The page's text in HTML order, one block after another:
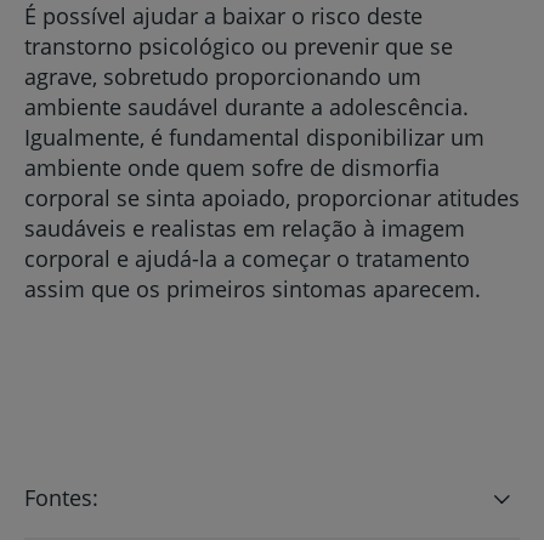
É possível ajudar a baixar o risco deste
transtorno psicológico ou prevenir que se
agrave, sobretudo proporcionando um
ambiente saudável durante a adolescência.
Igualmente, é fundamental disponibilizar um
ambiente onde quem sofre de dismorfia
corporal se sinta apoiado, proporcionar atitudes
saudáveis e realistas em relação à imagem
corporal e ajudá-la a começar o tratamento
assim que os primeiros sintomas aparecem.
Fontes: